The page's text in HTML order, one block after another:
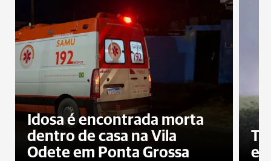
Idosa é encontrada morta
dentro de casa na Vila
Odete em Ponta Grossa
e